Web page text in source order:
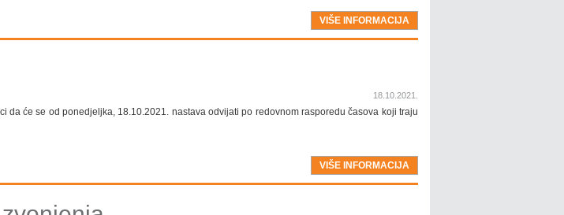
VIŠE INFORMACIJA
18.10.2021.
da će se od ponedjeljka, 18.10.2021. nastava odvijati po redovnom rasporedu časova koji traju
VIŠE INFORMACIJA